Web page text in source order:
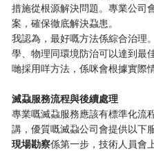
措施從根源解決問題。專業公司
案，確保徹底解決蝨患。
我認為，最好嘅方法係綜合治理
學、物理同環境防治可以達到最
哋採用咩方法，係咪會根據實際
​滅蝨服務流程與後續處理​
專業嘅滅蝨服務應該有標準化流
講，優質嘅滅蝨公司會提供以下
​現場勘察​係第一步，技術人員會